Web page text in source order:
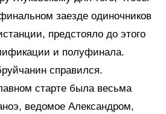
заезде одиночников
предстояло до этого
и полуфинала.
справился.
старте была весьма
ведомое Александром,